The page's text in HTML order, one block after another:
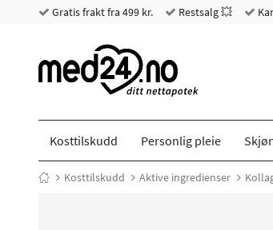
Gratis frakt fra 499 kr. Restsalg 💥
Kosttilskudd Personlig pleie
Kosttilskudd Aktive ingredienser